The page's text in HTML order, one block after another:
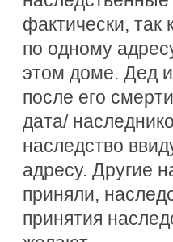
фактически, так
по одному
этом доме. Дед
после его
дата/
наследство
адресу. Другие
приняли,
принятия